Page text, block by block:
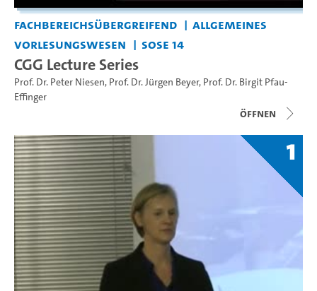
Fachbereichsübergreifend
Allgemeines
Vorlesungswesen
SoSe 14
CGG Lecture Series
Prof. Dr. Peter Niesen, Prof. Dr. Jürgen Beyer, Prof. Dr. Birgit Pfau-
Effinger
Öffnen
1